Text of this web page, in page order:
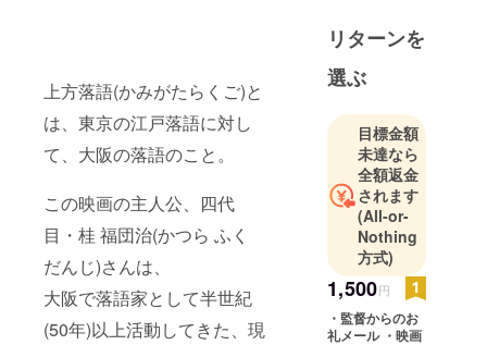
上方落語(かみがたらくご)と
は、東京の江戸落語に対し
て、大阪の落語のこと。
この映画の主人公、四代
目・桂 福団治(かつら ふく
だんじ)さんは、
大阪で落語家として半世紀
(50年)以上活動してきた、現
ツの制作ま
でカバーす
る今年で創
立49周年を
迎えた経験
豊かな総合
映像制作会
社です。
1996年には
長編記録映
画
「SAWADA
リターンを
選ぶ
目標金額
未達なら
全額返金
されます
(All-or-
Nothing
方式)
1,500円
・監督からのお
礼メール ・映画